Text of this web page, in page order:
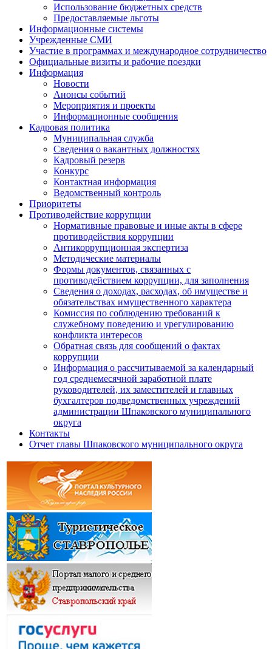
Использование бюджетных средств
Предоставляемые льготы
Информационные системы
Учрежденные СМИ
Участие в программах и международное сотрудничество
Официальные визиты и рабочие поездки
Информация
Новости
Анонсы событий
Мероприятия и проекты
Информационные сообщения
Кадровая политика
Муниципальная служба
Сведения о вакантных должностях
Кадровый резерв
Конкурс
Контактная информация
Ведомственный контроль
Приоритеты
Противодействие коррупции
Нормативные правовые и иные акты в сфере
противодействия коррупции
Антикоррупционная экспертиза
Методические материалы
Формы документов, связанных с
противодействием коррупции, для заполнения
Сведения о доходах, расходах, об имуществе и
обязательствах имущественного характера
Комиссия по соблюдению требований к
служебному поведению и урегулированию
конфликта интересов
Обратная связь для сообщений о фактах
коррупции
Информация о рассчитываемой за календарный
год среднемесячной заработной плате
руководителей, их заместителей и главных
бухгалтеров подведомственных учреждений
администрации Шпаковского муниципального
округа
Контакты
Отчет главы Шпаковского муниципального округа